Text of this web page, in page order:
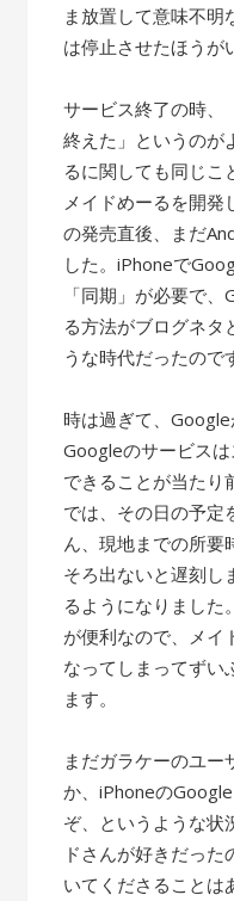
ま放置して意味不明
は停止させたほうが
サービス終了の時、
終えた」というのが
るに関しても同じこ
メイドめーるを開
の発売直後、まだ
した。iPhoneで
「同期」が必要で
る方法がブログネタ
うな時代だったので
時は過ぎて、Google
Googleのサービス
できることが当たり
では、その日の予定
ん、現地までの所要
そろ出ないと遅刻し
るようになりました
が便利なので、メイ
なってしまってずい
ます。
まだガラケーのユー
か、iPhoneの
ぞ、というような状
ドさんが好きだっ
いてくださることは